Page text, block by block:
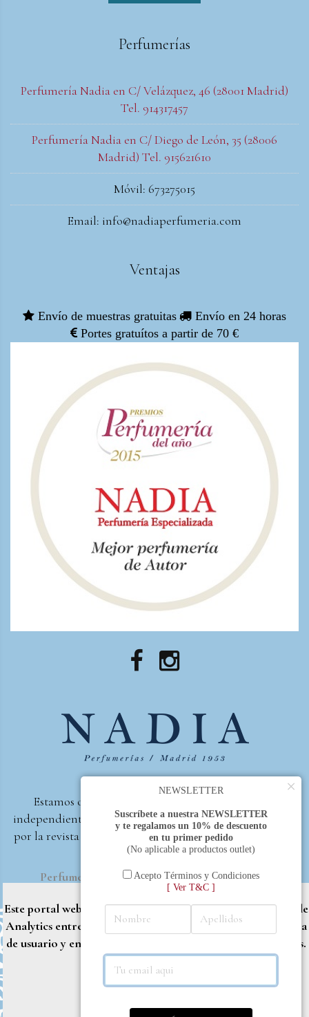
Perfumerías
Perfumería Nadia en C/ Velázquez, 46 (28001 Madrid)
Tel. 914317457
Perfumería Nadia en C/ Diego de León, 35 (28006
Madrid) Tel. 915621610
Móvil: 673275015
Email: info@nadiaperfumeria.com
Ventajas
Envío de muestras gratuitas
Envío en 24 horas
Portes gratuítos a partir de 70 €
Estamos orgullosos de ser la primera perfumería
independiente de España, en recibir el premio otorgado
por la revista Beautyproof en 2015 a la mejor perfumería
de autor.
Perfumería Nadia2017 |Política de Privacidad
Este portal web utiliza cookies propias y de terceros (Google
Analytics entre otros) para brindarle una mejor experiencia
de usuario y entregar contenido adaptado a sus necesidades.
Rechazar
Aceptar
×
NEWSLETTER
Suscríbete a nuestra NEWSLETTER
y te regalamos un 10% de descuento
en tu primer pedido
(No aplicable a productos outlet)
Acepto Términos y Condiciones
[ Ver T&C ]